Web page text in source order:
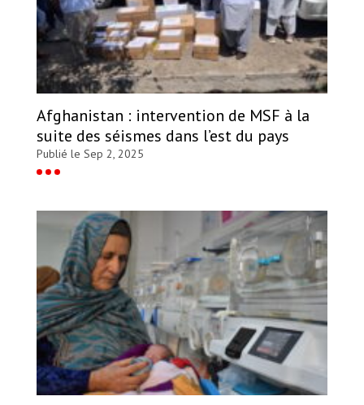
Afghanistan : intervention de MSF à la
suite des séismes dans l’est du pays
Publié le Sep 2, 2025